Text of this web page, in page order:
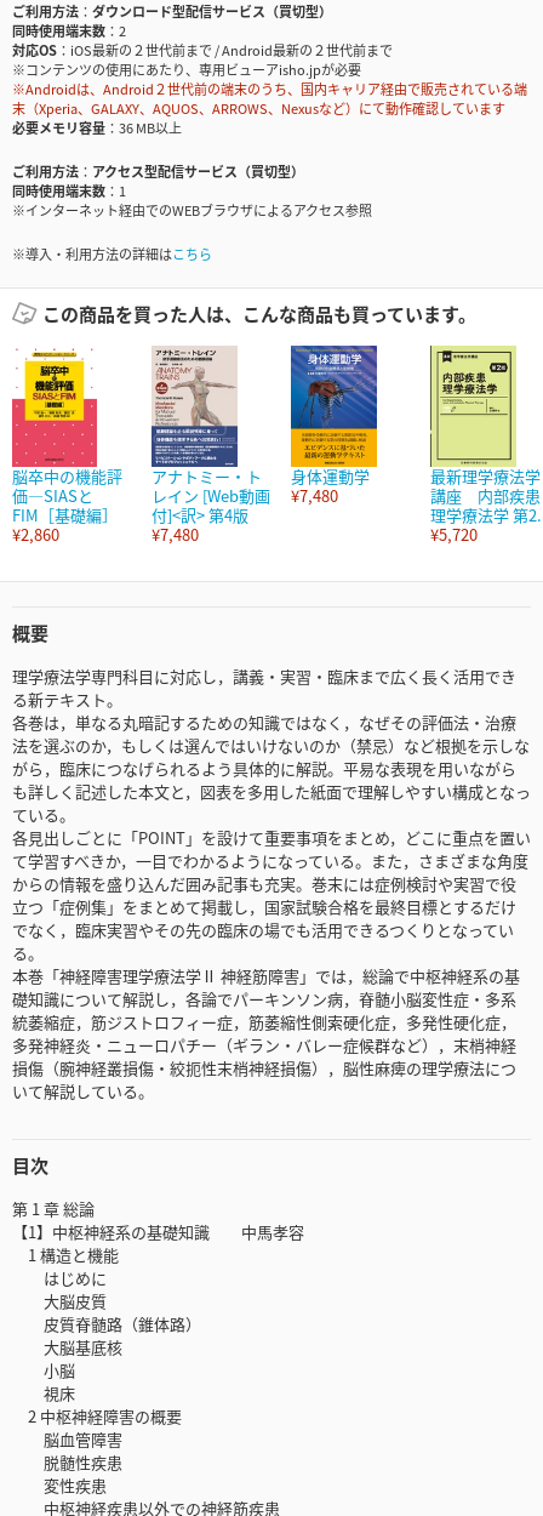
ご利用方法
ダウンロード型配信サービス（買切型）
同時使用端末数
2
対応OS
iOS最新の２世代前まで / Android最新の２世代前まで
※コンテンツの使用にあたり、専用ビューアisho.jpが必要
※Androidは、Android２世代前の端末のうち、国内キャリア経由で販売されている端
末（Xperia、GALAXY、AQUOS、ARROWS、Nexusなど）にて動作確認しています
必要メモリ容量
36 MB以上
ご利用方法
アクセス型配信サービス（買切型）
同時使用端末数
1
※インターネット経由でのWEBブラウザによるアクセス参照
※導入・利用方法の詳細はこちら
この商品を買った人は、こんな商品も買っています。
脳卒中の機能評
価―SIASと
FIM［基礎編］
¥2,860
アナトミー・ト
レイン [Web動画
付]<訳> 第4版
¥7,480
身体運動学
¥7,480
最新理学療法学
講座 内部疾患
理学療法学 第
¥5,720
概要
理学療法学専門科目に対応し，講義・実習・臨床まで広く長く活用でき
る新テキスト。
各巻は，単なる丸暗記するための知識ではなく，なぜその評価法・治療
法を選ぶのか，もしくは選んではいけないのか（禁忌）など根拠を示しな
がら，臨床につなげられるよう具体的に解説。平易な表現を用いながら
も詳しく記述した本文と，図表を多用した紙面で理解しやすい構成となっ
ている。
各見出しごとに「POINT」を設けて重要事項をまとめ，どこに重点を置い
て学習すべきか，一目でわかるようになっている。また，さまざまな角度
からの情報を盛り込んだ囲み記事も充実。巻末には症例検討や実習で役
立つ「症例集」をまとめて掲載し，国家試験合格を最終目標とするだけ
でなく，臨床実習やその先の臨床の場でも活用できるつくりとなってい
る。
本巻「神経障害理学療法学Ⅱ 神経筋障害」では，総論で中枢神経系の基
礎知識について解説し，各論でパーキンソン病，脊髄小脳変性症・多系
統萎縮症，筋ジストロフィー症，筋萎縮性側索硬化症，多発性硬化症，
多発神経炎・ニューロパチー（ギラン・バレー症候群など），末梢神経
損傷（腕神経叢損傷・絞扼性末梢神経損傷），脳性麻痺の理学療法につ
いて解説している。
目次
第 1 章 総論
【1】中枢神経系の基礎知識 中馬孝容
1 構造と機能
はじめに
大脳皮質
皮質脊髄路（錐体路）
大脳基底核
小脳
視床
2 中枢神経障害の概要
脳血管障害
脱髄性疾患
変性疾患
中枢神経疾患以外での神経筋疾患